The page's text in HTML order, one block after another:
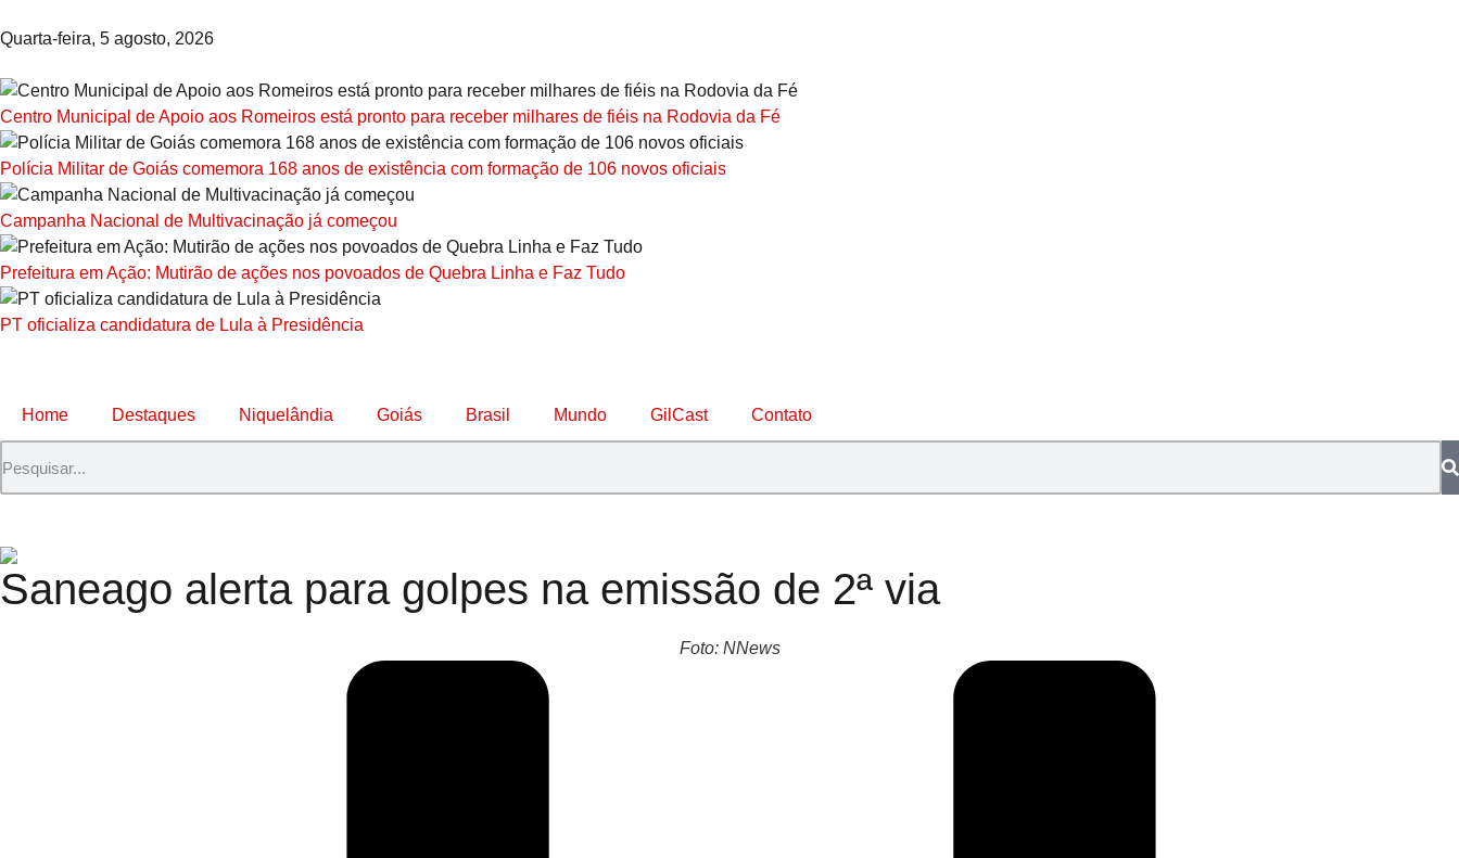
Quarta-feira, 5 agosto, 2026
Centro Municipal de Apoio aos Romeiros está pronto para receber milhares de fiéis na Rodovia da Fé
Polícia Militar de Goiás comemora 168 anos de existência com formação de 106 novos oficiais
Campanha Nacional de Multivacinação já começou
Prefeitura em Ação: Mutirão de ações nos povoados de Quebra Linha e Faz Tudo
PT oficializa candidatura de Lula à Presidência
Home Destaques Niquelândia Goiás Brasil Mundo GilCast Contato
Saneago alerta para golpes na emissão de 2ª via
Foto: NNews